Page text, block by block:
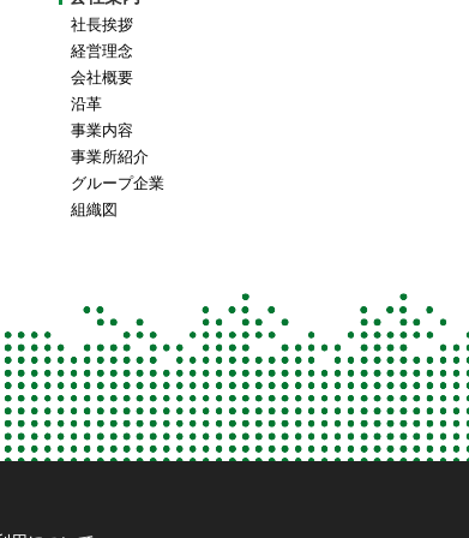
社長挨拶
経営理念
会社概要
沿革
事業内容
事業所紹介
グループ企業
組織図